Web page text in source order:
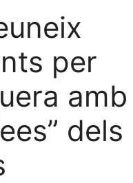
per
amb
dels